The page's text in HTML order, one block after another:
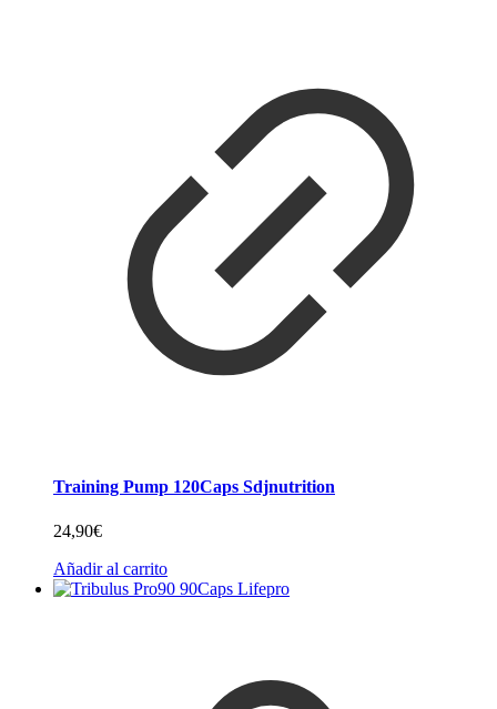
Training Pump 120Caps Sdjnutrition
24,90€
Añadir al carrito